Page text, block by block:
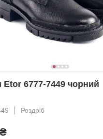
Etor 6777-7449 чорний
Роздріб
₴